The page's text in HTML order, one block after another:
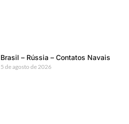
Brasil – Rússia – Contatos Navais
5 de agosto de 2026